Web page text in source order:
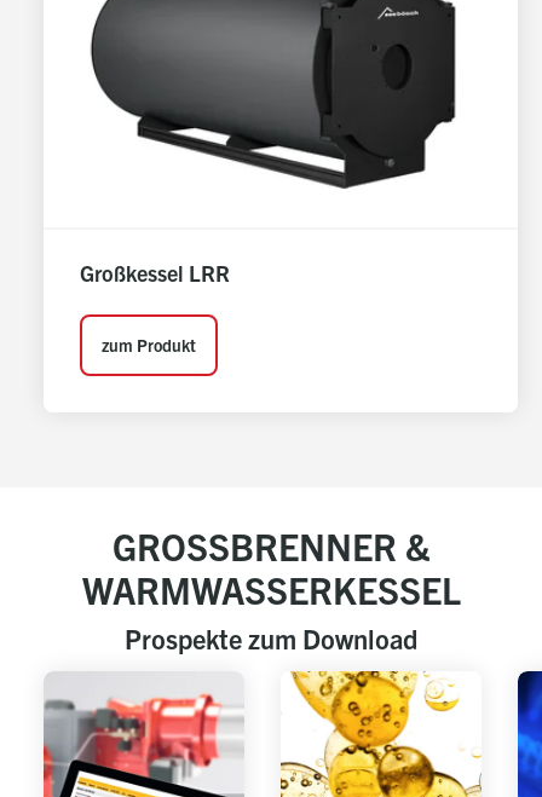
Großkessel LRR
zum Produkt
GROSSBRENNER &
WARMWASSERKESSEL
Prospekte zum Download